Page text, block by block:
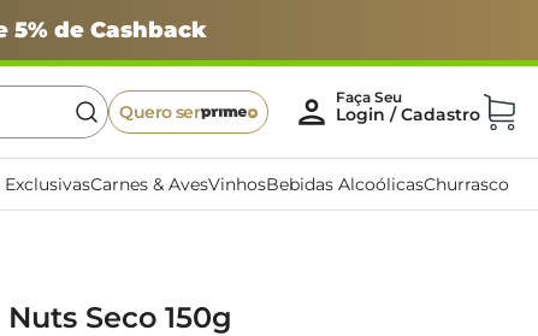
5% de Cashback
Quero ser
ExclusivasCarnes & AvesVinhosBebidas AlcoólicasChurrasco
Seco 150g